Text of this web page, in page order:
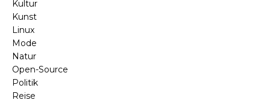
Kultur
Kunst
Linux
Mode
Natur
Open-Source
Politik
Reise